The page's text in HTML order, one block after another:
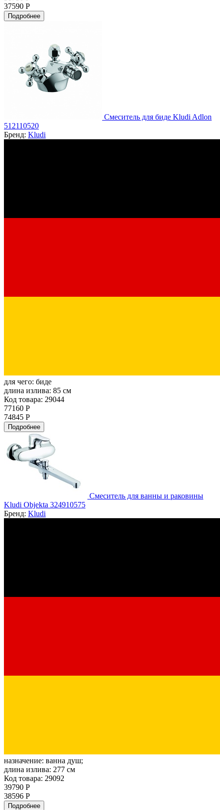
37590 Р
Подробнее
Смеситель для биде Kludi Adlon
512110520
Бренд: Kludi
для чего: биде
длина излива: 85 см
Код товара: 29044
77160 Р
74845 Р
Подробнее
Смеситель для ванны и раковины
Kludi Objekta 324910575
Бренд: Kludi
назначение: ванна душ;
длина излива: 277 см
Код товара: 29092
39790 Р
38596 Р
Подробнее